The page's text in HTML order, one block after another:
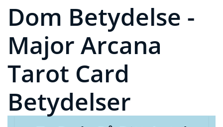
Dom Betydelse -
Major Arcana
Tarot Card
Betydelser